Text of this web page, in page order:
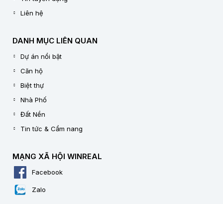
Liên hệ
DANH MỤC LIÊN QUAN
Dự án nổi bật
Căn hộ
Biệt thự
Nhà Phố
Đất Nền
Tin tức & Cẩm nang
MẠNG XÃ HỘI WINREAL
Facebook
Zalo